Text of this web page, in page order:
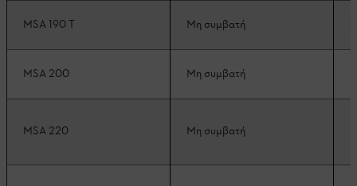
MSA 190 T Μη συμβατή
MSA 200 Μη συμβατή
MSA 220 Μη συμβατή